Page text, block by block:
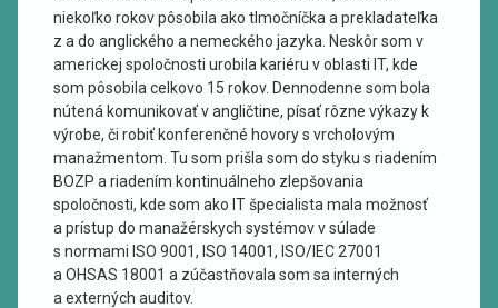
niekoľko rokov pôsobila ako tlmočníčka a prekladateľka
z a do anglického a nemeckého jazyka. Neskôr som v
americkej spoločnosti urobila kariéru v oblasti IT, kde
som pôsobila celkovo 15 rokov. Dennodenne som bola
nútená komunikovať v angličtine, písať rôzne výkazy k
výrobe, či robiť konferenčné hovory s vrcholovým
manažmentom. Tu som prišla som do styku s riadením
BOZP a riadením kontinuálneho zlepšovania
spoločnosti, kde som ako IT špecialista mala možnosť
a prístup do manažérskych systémov v súlade
s normami ISO 9001, ISO 14001, ISO/IEC 27001
a OHSAS 18001 a zúčastňovala som sa interných
a externých auditov.